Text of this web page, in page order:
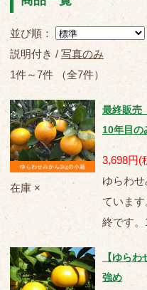
並び順：
説明付き /写真のみ
1件～7件 （全7件）
在庫 ×
最終販売
10年目の
3,698円(
ゆらわ
ていま
終です
【ゆら
強め